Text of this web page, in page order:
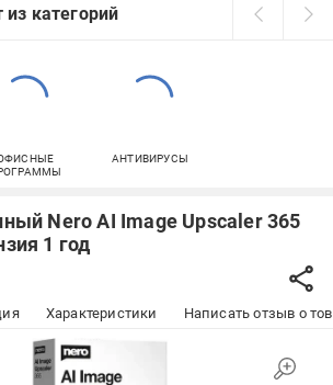
категорий
АНТИВИРУСЫ
Nero AI Image Upscaler 365
1 год
Характеристики Написать отзыв о